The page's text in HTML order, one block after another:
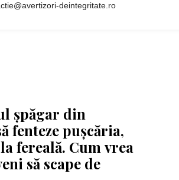
deintegritate.ro
șpăgar din
fenteze pușcăria,
fereală. Cum vrea
să scape de